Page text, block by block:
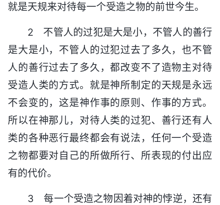
就是天规来对待每一个受造之物的前世今生。
2 不管人的过犯是大是小，不管人的善行
是大是小，不管人的过犯过去了多久，也不管
人的善行过去了多久，都改变不了造物主对待
受造人类的方式。就是神所制定的天规是永远
不会变的，这是神作事的原则、作事的方式。
所以在神那儿，对待人类的过犯、善行还有人
类的各种恶行最终都会有说法，任何一个受造
之物都要对自己的所做所行、所表现的付出应
有的代价。
3 每一个受造之物因着对神的悖逆，还有